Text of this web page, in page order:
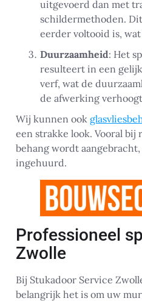
uitgevoerd dan met
schildermethoden.
eerder voltooid is,
Duurzaamheid: Het
resulteert in een
verf, wat de
de afwerking
Wij kunnen ook
een strakke look. Vooral
behang wordt
ingehuurd.
Professioneel
Zwolle
Bij Stukadoor Service
belangrijk het is om uw